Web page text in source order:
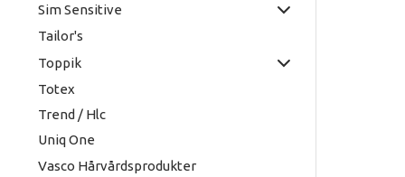
Sim Sensitive
Tailor's
Toppik
Totex
Trend / Hlc
Uniq One
Vasco Hårvårdsprodukter